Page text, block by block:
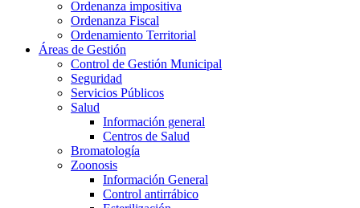
Ordenanza impositiva
Ordenanza Fiscal
Ordenamiento Territorial
Áreas de Gestión
Control de Gestión Municipal
Seguridad
Servicios Públicos
Salud
Información general
Centros de Salud
Bromatología
Zoonosis
Información General
Control antirrábico